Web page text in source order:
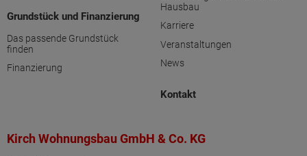
Grundstück und Finanzierung
Das passende Grundstück
finden
Finanzierung
Hausbau
Karriere
Veranstaltungen
News
Kontakt
Kirch Wohnungsbau GmbH & Co. KG